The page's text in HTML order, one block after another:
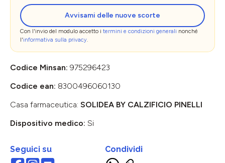
Avvisami delle nuove scorte
Con l'invio del modulo accetto i termini e condizioni generali nonché
l'informativa sulla privacy.
Codice Minsan: 975296423
Codice ean: 8300496060130
Casa farmaceutica: SOLIDEA BY CALZIFICIO PINELLI
Dispositivo medico: Si
Seguici su Condividi